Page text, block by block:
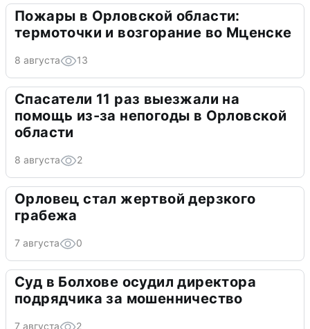
Пожары в Орловской области:
термоточки и возгорание во Мценске
8 августа 13
Спасатели 11 раз выезжали на
помощь из-за непогоды в Орловской
области
8 августа 2
Орловец стал жертвой дерзкого
грабежа
7 августа 0
Суд в Болхове осудил директора
подрядчика за мошенничество
7 августа 2